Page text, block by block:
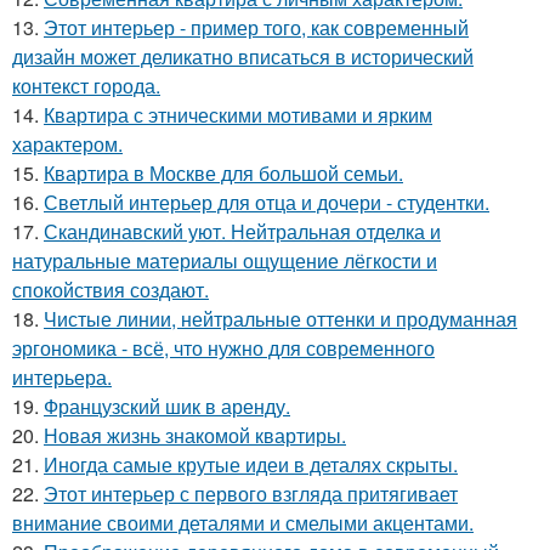
13. Этот интерьер - пример того, как современный
дизайн может деликатно вписаться в исторический
контекст города.
14. Квартира с этническими мотивами и ярким
характером.
15. Квартира в Москве для большой семьи.
16. Светлый интерьер для отца и дочери - студентки.
17. Скандинавский уют. Нейтральная отделка и
натуральные материалы ощущение лёгкости и
спокойствия создают.
18. Чистые линии, нейтральные оттенки и продуманная
эргономика - всё, что нужно для современного
интерьера.
19. Французский шик в аренду.
20. Новая жизнь знакомой квартиры.
21. Иногда самые крутые идеи в деталях скрыты.
22. Этот интерьер с первого взгляда притягивает
внимание своими деталями и смелыми акцентами.